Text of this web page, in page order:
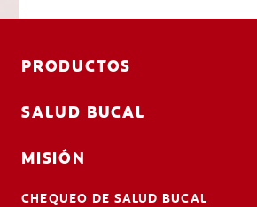
PRODUCTOS
SALUD BUCAL
MISIÓN
CHEQUEO DE SALUD BUCAL